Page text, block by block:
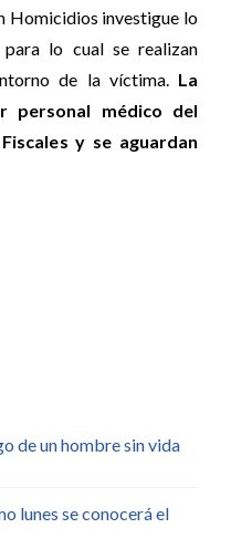
Homicidios investigue lo
lo cual se realizan
de la víctima. La
personal médico del
y se aguardan
de un hombre sin vida
lunes se conocerá el